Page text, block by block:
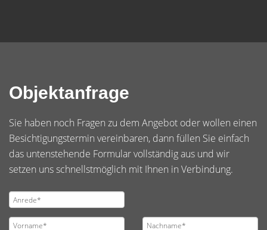
Objektanfrage
Sie haben noch Fragen zu dem Angebot oder wollen einen
Besichtigungstermin vereinbaren, dann füllen Sie einfach
das untenstehende Formular vollständig aus und wir
setzen uns schnellstmöglich mit Ihnen in Verbindung.